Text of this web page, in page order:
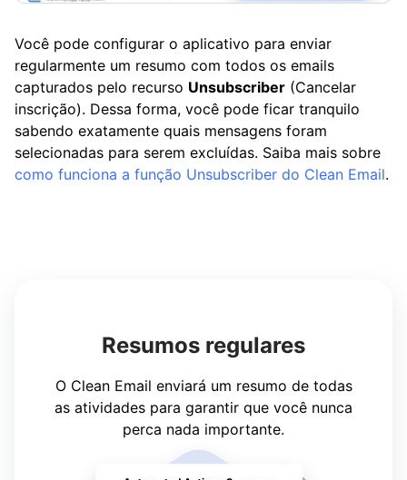
Você pode configurar o aplicativo para enviar
regularmente um resumo com todos os emails
capturados pelo recurso Unsubscriber (Cancelar
inscrição). Dessa forma, você pode ficar tranquilo
sabendo exatamente quais mensagens foram
selecionadas para serem excluídas. Saiba mais sobre
como funciona a função Unsubscriber do Clean Email.
Resumos regulares
O Clean Email enviará um resumo de todas
as atividades para garantir que você nunca
perca nada importante.